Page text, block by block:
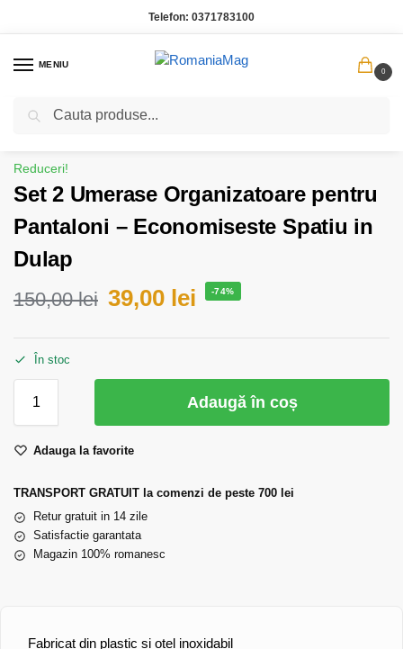
Telefon: 0371783100
MENIU
0
Prima pagină / Casa Gradina
Reduceri!
Set 2 Umerase Organizatoare pentru
Pantaloni – Economiseste Spatiu in
Dulap
150,00lei 39,00 lei -74%
În stoc
Adaugă în coș
Adauga la favorite
TRANSPORT GRATUIT la comenzi de peste 700 lei
Retur gratuit in 14 zile
Satisfactie garantata
Magazin 100% romanesc
Fabricat din plastic si otel inoxidabil